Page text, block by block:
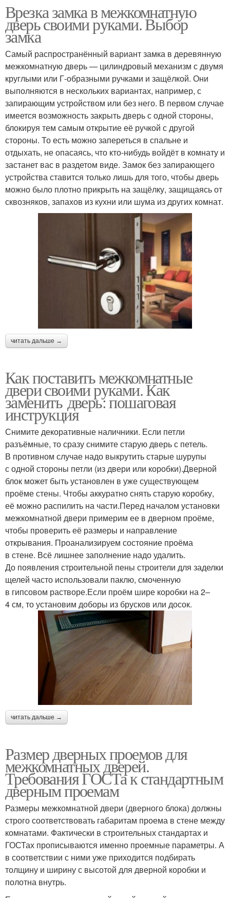
Врезка замка в межкомнатную
дверь своими руками. Выбор
замка
Самый распространённый вариант замка в деревянную
межкомнатную дверь — цилиндровый механизм с двумя
круглыми или Г-образными ручками и защёлкой. Они
выполняются в нескольких вариантах, например, с
запирающим устройством или без него. В первом случае
имеется возможность закрыть дверь с одной стороны,
блокируя тем самым открытие её ручкой с другой
стороны. То есть можно запереться в спальне и
отдыхать, не опасаясь, что кто-нибудь войдёт в комнату и
застанет вас в раздетом виде. Замок без запирающего
устройства ставится только лишь для того, чтобы дверь
можно было плотно прикрыть на защёлку, защищаясь от
сквозняков, запахов из кухни или шума из других комнат.
читать дальше →
Как поставить межкомнатные
двери своими руками. Как
заменить дверь: пошаговая
инструкция
Снимите декоративные наличники. Если петли
разъёмные, то сразу снимите старую дверь с петель.
В противном случае надо выкрутить старые шурупы
с одной стороны петли (из двери или коробки).Дверной
блок может быть установлен в уже существующем
проёме стены. Чтобы аккуратно снять старую коробку,
её можно распилить на части.Перед началом установки
межкомнатной двери примерим ее в дверном проёме,
чтобы проверить её размеры и направление
открывания. Проанализируем состояние проёма
в стене. Всё лишнее заполнение надо удалить.
До появления строительной пены строители для заделки
щелей часто использовали паклю, смоченную
в гипсовом растворе.Если проём шире коробки на 2–
4 см, то установим доборы из брусков или досок.
читать дальше →
Размер дверных проемов для
межкомнатных дверей.
Требования ГОСТа к стандартным
дверным проемам
Размеры межкомнатной двери (дверного блока) должны
строго соответствовать габаритам проема в стене между
комнатами. Фактически в строительных стандартах и
ГОСТах прописываются именно проемные параметры. А
в соответствии с ними уже приходится подбирать
толщину и ширину с высотой для дверной коробки и
полотна внутрь.